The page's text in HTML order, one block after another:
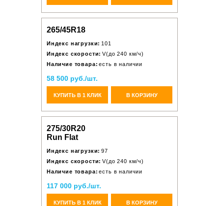
265/45R18
Индекс нагрузки: 101
Индекс скорости: V(до 240 км/ч)
Наличие товара: есть в наличии
58 500 руб./шт.
КУПИТЬ В 1 КЛИК В КОРЗИНУ
275/30R20
Run Flat
Индекс нагрузки: 97
Индекс скорости: V(до 240 км/ч)
Наличие товара: есть в наличии
117 000 руб./шт.
КУПИТЬ В 1 КЛИК В КОРЗИНУ